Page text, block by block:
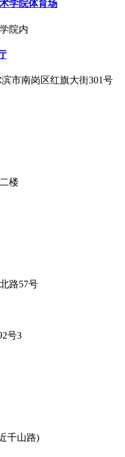
学院体育场
院内
市南岗区红旗大街301号
楼
路57号
号3
千山路)